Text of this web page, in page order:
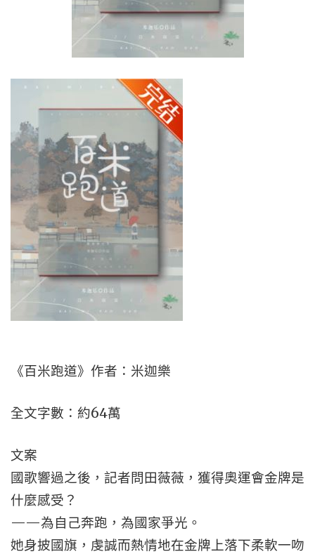
《百米跑道》作者：米迦樂
全文字數：約64萬
文案
國歌響過之後，記者問田薇薇，獲得奧運會金牌是
什麼感受？
——為自己奔跑，為國家爭光。
她身披國旗，虔誠而熱情地在金牌上落下柔軟一吻